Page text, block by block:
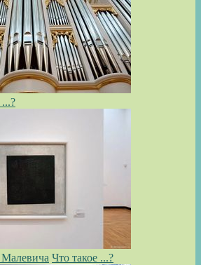
Что такое ...?